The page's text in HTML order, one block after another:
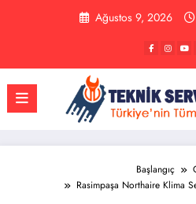
Ağustos 9, 2026
Başlangıç
Rasimpaşa Northaire Klima